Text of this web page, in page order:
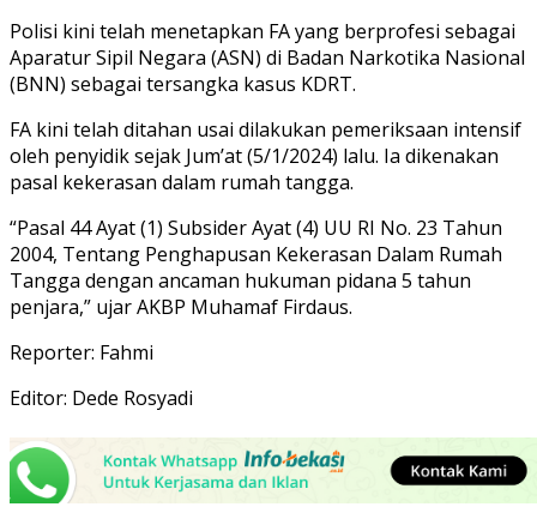
Polisi kini telah menetapkan FA yang berprofesi sebagai
Aparatur Sipil Negara (ASN) di Badan Narkotika Nasional
(BNN) sebagai tersangka kasus KDRT.
FA kini telah ditahan usai dilakukan pemeriksaan intensif
oleh penyidik sejak Jum’at (5/1/2024) lalu. Ia dikenakan
pasal kekerasan dalam rumah tangga.
“Pasal 44 Ayat (1) Subsider Ayat (4) UU RI No. 23 Tahun
2004, Tentang Penghapusan Kekerasan Dalam Rumah
Tangga dengan ancaman hukuman pidana 5 tahun
penjara,” ujar AKBP Muhamaf Firdaus.
Reporter: Fahmi
Editor: Dede Rosyadi